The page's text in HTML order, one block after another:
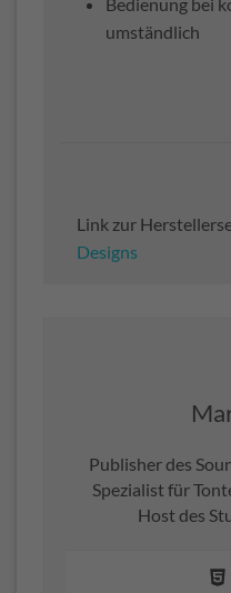
umständlich
Link zur
Designs
Publisher des
Spezialist für
Host des